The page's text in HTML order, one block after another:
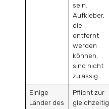
sein.
Aufkleber,
die
entfernt
werden
können,
sind nicht
zulässig.
Einige
Länder des
Pflicht zur
gleichzeitig